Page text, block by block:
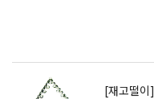
[재고떨